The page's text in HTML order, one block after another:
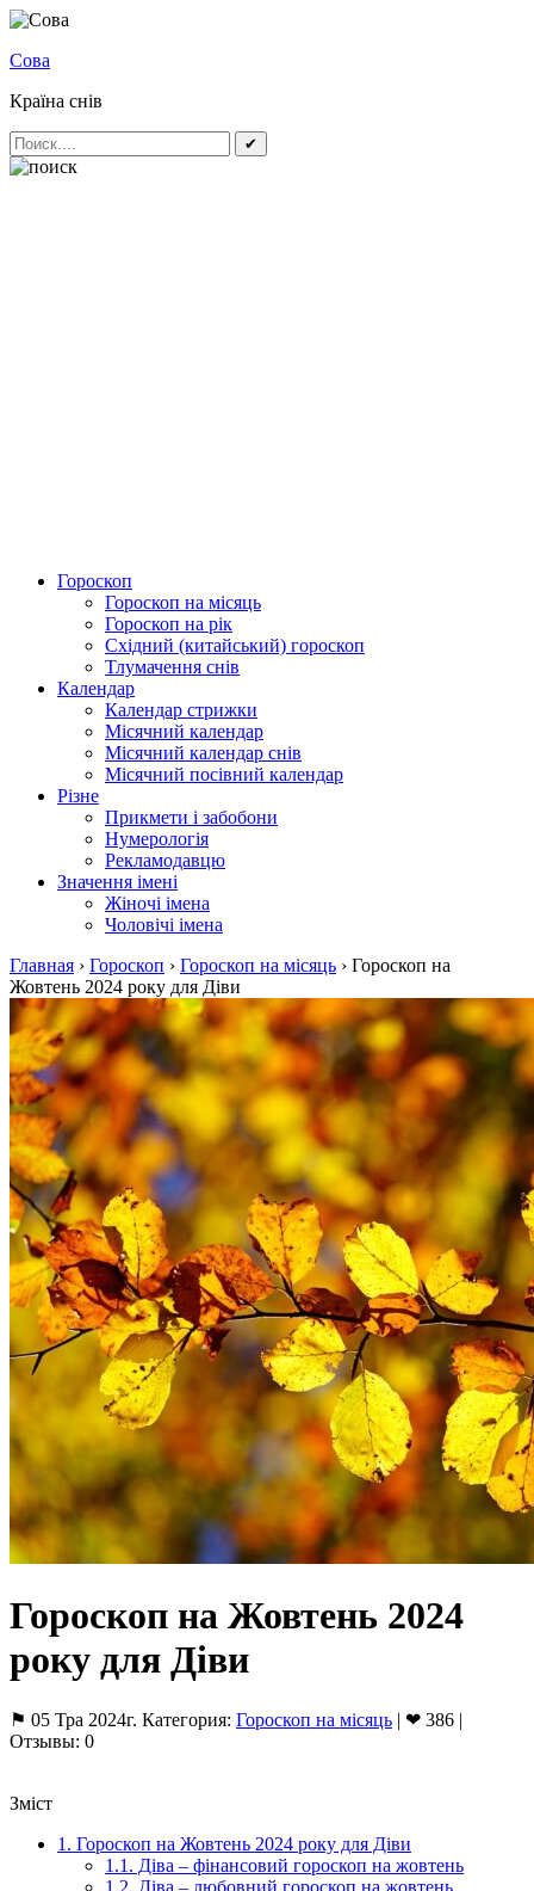
Сова
Країна снів
✔
Гороскоп
Гороскоп на місяць
Гороскоп на рік
Східний (китайський) гороскоп
Тлумачення снів
Календар
Календар стрижки
Місячний календар
Місячний календар снів
Місячний посівний календар
Різне
Прикмети і забобони
Нумерологія
Рекламодавцю
Значення імені
Жіночі імена
Чоловічі імена
Главная › Гороскоп › Гороскоп на місяць › Гороскоп на
Жовтень 2024 року для Діви
Гороскоп на Жовтень 2024
року для Діви
⚑ 05 Тра 2024г. Категория: Гороскоп на місяць | ❤ 386 |
Отзывы: 0
Зміст
1. Гороскоп на Жовтень 2024 року для Діви
1.1. Діва – фінансовий гороскоп на жовтень
1.2. Діва – любовний гороскоп на жовтень